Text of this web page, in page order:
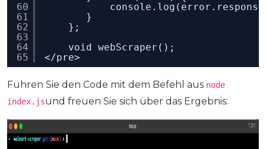
60
61
62
63
64
65
}
};
void webScraper();
</pre>
Führen Sie den Code mit dem Befehl aus node
index.jsund freuen Sie sich über das Ergebnis: